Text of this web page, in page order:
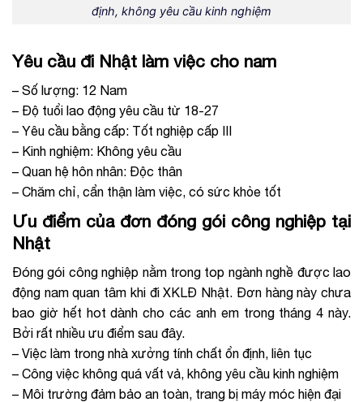
định, không yêu cầu kinh nghiệm
Yêu cầu đi Nhật làm việc cho nam
– Số lượng: 12 Nam
– Độ tuổi lao động yêu cầu từ 18-27
– Yêu cầu bằng cấp: Tốt nghiệp cấp III
– Kinh nghiệm: Không yêu cầu
– Quan hệ hôn nhân: Độc thân
– Chăm chỉ, cẩn thận làm việc, có sức khỏe tốt
Ưu điểm của đơn đóng gói công nghiệp tại
Nhật
Đóng gói công nghiệp nằm trong top ngành nghề được lao
động nam quan tâm khi đi XKLĐ Nhật. Đơn hàng này chưa
bao giờ hết hot dành cho các anh em trong tháng 4 này.
Bởi rất nhiều ưu điểm sau đây.
– Việc làm trong nhà xưởng tính chất ổn định, liên tục
– Công việc không quá vất vả, không yêu cầu kinh nghiệm
– Môi trường đảm bảo an toàn, trang bị máy móc hiện đại